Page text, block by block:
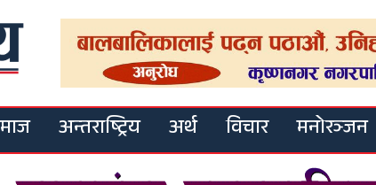
अन्तराष्ट्रिय अर्थ विचार मनोरञ्जन